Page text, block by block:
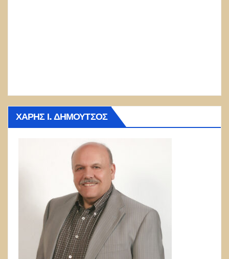
ΧΆΡΗΣ Ι. ΔΗΜΟΎΤΣΟΣ